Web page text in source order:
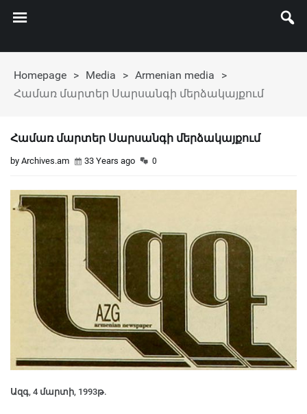
Homepage > Media > Armenian media
>
Համառ մարտեր Սարսանգի մերձակայքում
Համառ մարտեր Սարսանգի մերձակայքում
by Archives.am 33 Years ago 0
Ազգ, 4 մարտի, 1993թ.